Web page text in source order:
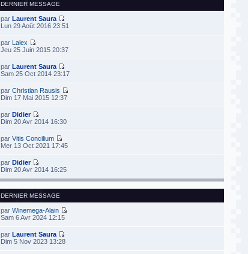
DERNIER MESSAGE
parLaurent Saura
Lun 29 Août 2016 23:51
par Lalex
Jeu 25 Juin 2015 20:37
parLaurent Saura
Sam 25 Oct 2014 23:17
parChristian Rausis
Dim 17 Mai 2015 12:37
parDidier
Dim 20 Avr 2014 16:30
parVitis Concilium
Mer 13 Oct 2021 17:45
parDidier
Dim 20 Avr 2014 16:25
DERNIER MESSAGE
parWinemega-Alain
Sam 6 Avr 2024 12:15
parLaurent Saura
Dim 5 Nov 2023 13:28